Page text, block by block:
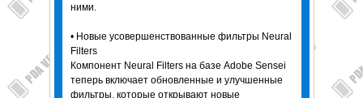
ними.
• Новые усовершенствованные фильтры Neural
Filters
Компонент Neural Filters на базе Adobe Sensei
теперь включает обновленные и улучшенные
фильтры, которые открывают новые